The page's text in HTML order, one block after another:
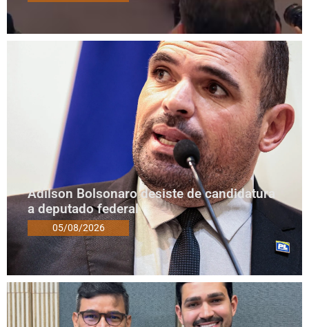
Adilson Bolsonaro desiste de candidatura
a deputado federal
05/08/2026